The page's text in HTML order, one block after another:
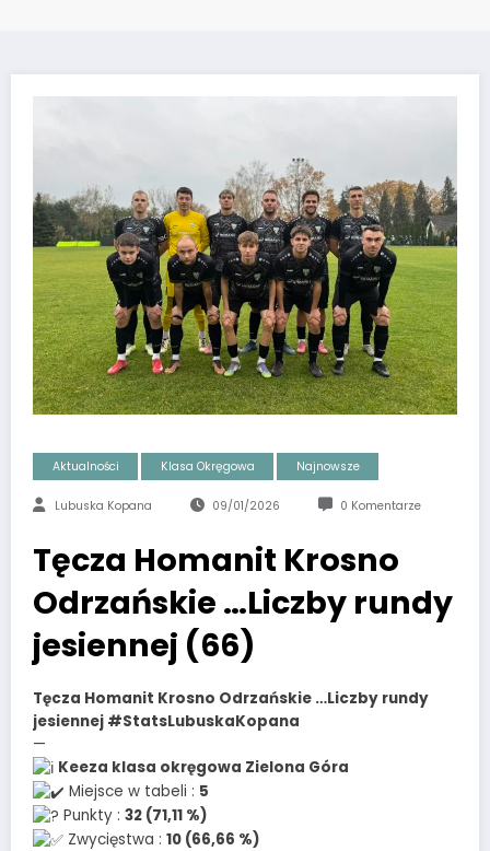
Aktualności Klasa Okręgowa Najnowsze
Lubuska Kopana 09/01/2026 0 Komentarze
Tęcza Homanit Krosno
Odrzańskie …Liczby rundy
jesiennej (66)
Tęcza Homanit Krosno Odrzańskie …Liczby rundy
jesiennej #StatsLubuskaKopana
—
Keeza klasa okręgowa Zielona Góra
Miejsce w tabeli : 5
Punkty : 32 (71,11 %)
Zwycięstwa : 10 (66,66 %)